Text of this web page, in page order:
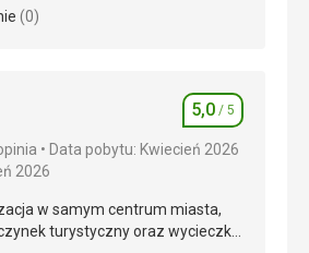
5,0/ 5
5,0/ 5
się dość daleko od hotelu,
(0)
Ocena
5,0 / 5
Data pobytu: Kwiecień 2026
2026
w samym centrum miasta,
turystyczny oraz wycieczki